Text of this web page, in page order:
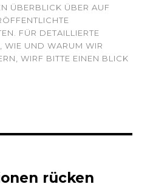
ÜBERBLICK ÜBER AUF
FÜR DETAILLIERTE
WIE UND WARUM WIR
WIRF BITTE EINEN BLICK
rücken